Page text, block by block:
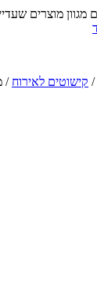
/ קישוטים לאירוח / מארז